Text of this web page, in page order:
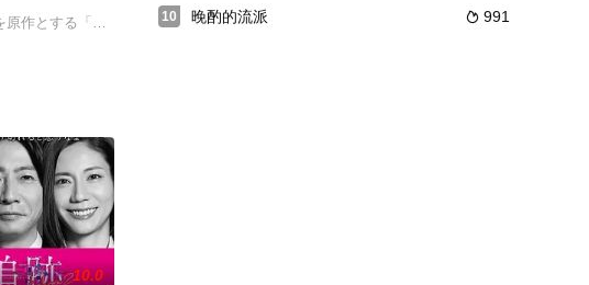
照子自身の声で
发泄对公司和同事的不满，突然得到多数人共鸣而患上S
可爱的女高中生，生活充满了快乐，但从未体验过恋爱的感觉。因为车祸住院的早奈，在
原作とする「A2Z」は、30代女性の恋愛、夫婦関係、仕事をAからZまでのアルファベッ
10.0
10  991
晚酌的流派